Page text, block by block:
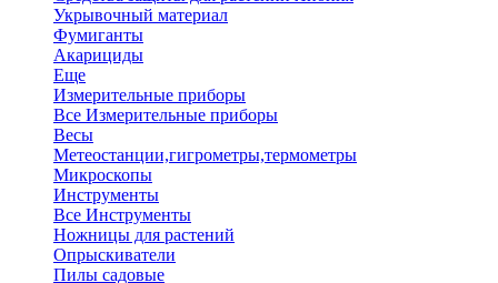
Укрывочный материал
Фумиганты
Акарициды
Еще
Измерительные приборы
Все Измерительные приборы
Весы
Метеостанции,гигрометры,термометры
Микроскопы
Инструменты
Все Инструменты
Ножницы для растений
Опрыскиватели
Пилы садовые